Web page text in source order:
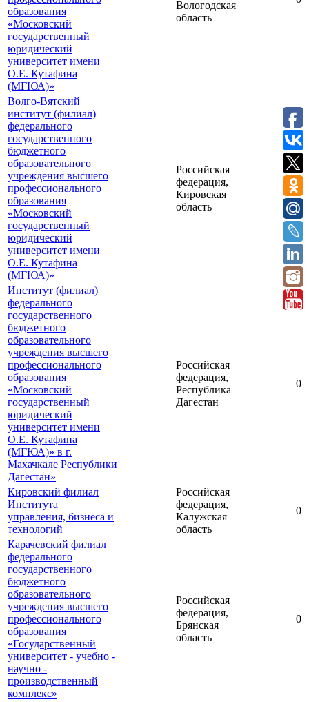
образования
«Московский
государственный
юридический
университет имени
О.Е. Кутафина
(МГЮА)»
Вологодская
область
Волго-Вятский
институт (филиал)
федерального
государственного
бюджетного
образовательного
учреждения высшего
профессионального
образования
«Московский
государственный
юридический
университет имени
О.Е. Кутафина
(МГЮА)»
Российская
федерация,
Кировская
область
0
Институт (филиал)
федерального
государственного
бюджетного
образовательного
учреждения высшего
профессионального
образования
«Московский
государственный
юридический
университет имени
О.Е. Кутафина
(МГЮА)» в г.
Махачкале Республики
Дагестан»
Российская
федерация,
Республика
Дагестан
0
Кировский филиал
Института
управления, бизнеса и
технологий
Российская
федерация,
Калужская
область
0
Карачевский филиал
федерального
государственного
бюджетного
образовательного
учреждения высшего
профессионального
образования
«Государственный
университет - учебно -
научно -
производственный
комплекс»
Российская
федерация,
Брянская
область
0